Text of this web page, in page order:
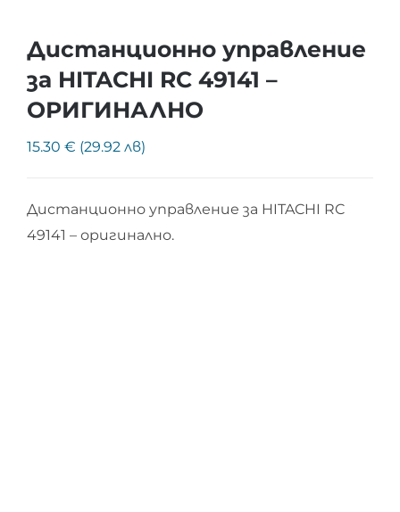
Дистанционно управление
за HITACHI RC 49141 –
ОРИГИНАЛНО
15.30 € (29.92 лв)
Дистанционно управление за HITACHI RC
49141 – оригинално.